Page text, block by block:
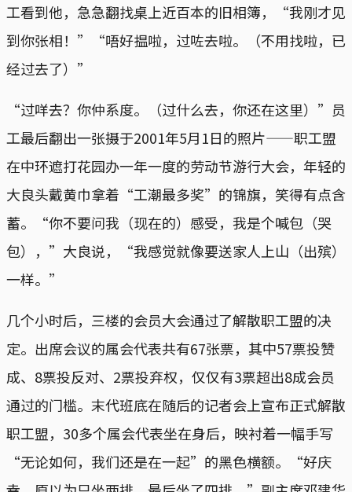
工看到他，急急翻找桌上近百本的旧相簿，“我刚才见
到你张相！”“唔好揾啦，过咗去啦。（不用找啦，已
经过去了）”
“过咩去？你仲系度。（过什么去，你还在这里）”员
工最后翻出一张摄于2001年5月1日的照片——职工盟
在中环遮打花园办一年一度的劳动节游行大会，年轻的
大良头戴黄巾拿着“工潮最多奖”的锦旗，笑得有点含
蓄。“你不要问我（现在的）感受，我是个喊包（哭
包），”大良说，“我感觉就像要送家人上山（出殡）
一样。”
几个小时后，三楼的会员大会通过了解散职工盟的决
定。出席会议的属会代表共有67张票，其中57票投赞
成、8票投反对、2票投弃权，仅仅有3票超出8成会员
通过的门槛。末代班底在随后的记者会上宣布正式解散
职工盟，30多个属会代表坐在身后，映衬着一幅手写
“无论如何，我们还是在一起”的黑色横额。“好庆